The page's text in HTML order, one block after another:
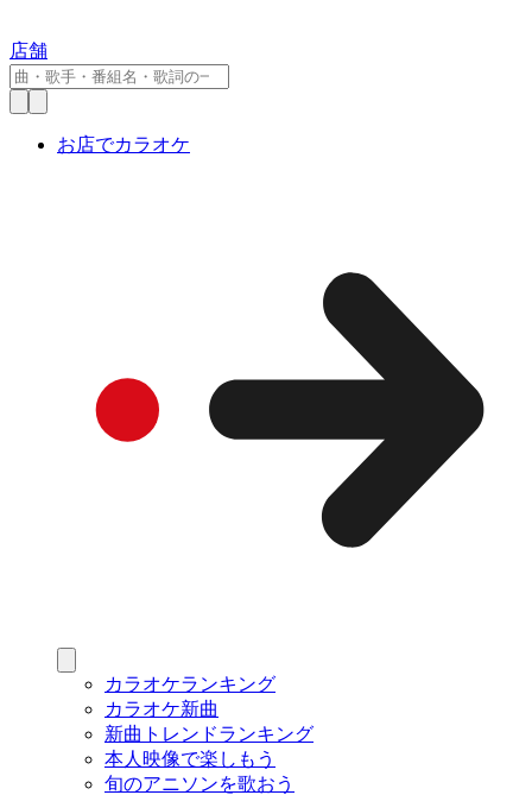
店舗
お店でカラオケ
カラオケランキング
カラオケ新曲
新曲トレンドランキング
本人映像で楽しもう
旬のアニソンを歌おう